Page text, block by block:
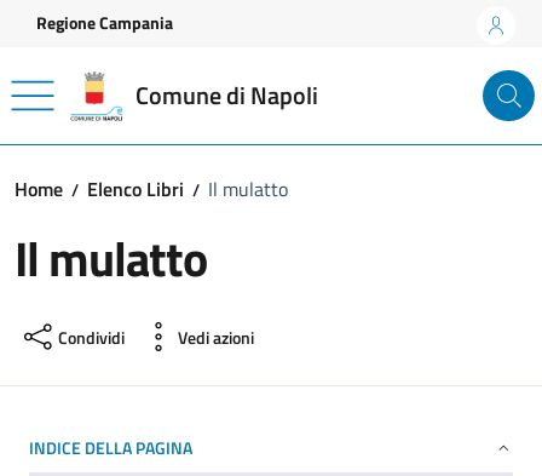
Vai ai contenuti
Vai al footer
Regione Campania
Comune di Napoli
Home Elenco Libri Il mulatto
Il mulatto
Condividi Vedi azioni
INDICE DELLA PAGINA